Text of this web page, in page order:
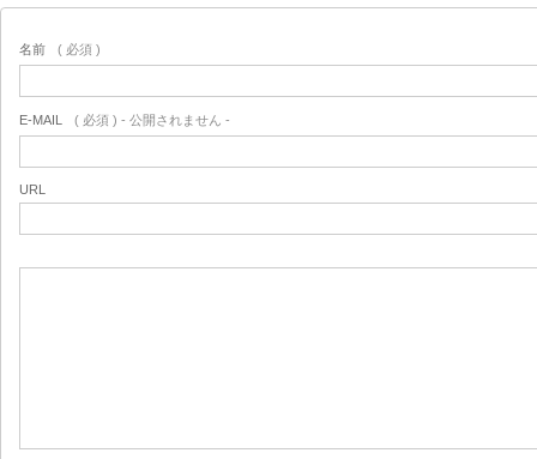
名前 ( 必須 )
E-MAIL ( 必須 ) - 公開されません -
URL